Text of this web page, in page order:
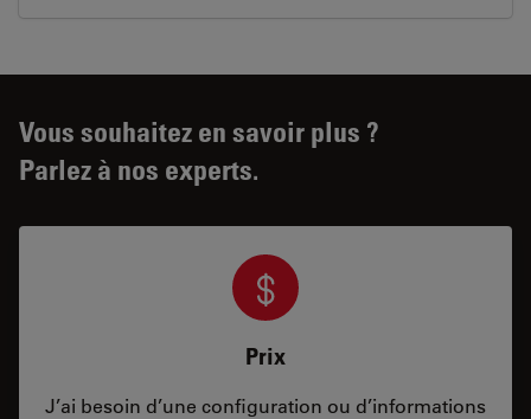
Vous souhaitez en savoir plus ?
Parlez à nos experts.
Prix
J’ai besoin d’une configuration ou d’informations